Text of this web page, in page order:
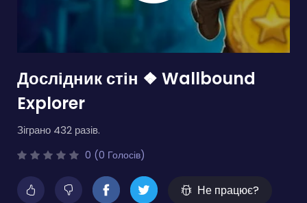
Дослідник стін ❖ Wallbound
Explorer
Зіграно 432 разів.
0 (0 Голосів)
Не працює?